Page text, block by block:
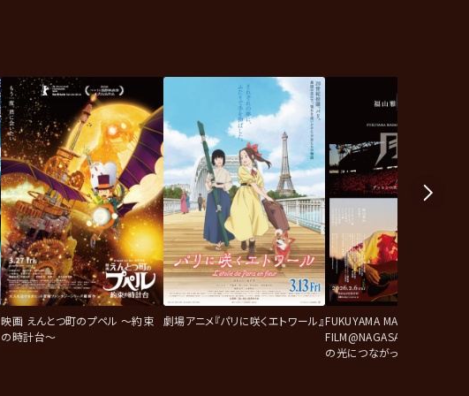
映画 えんとつ町のプペル ～約束
の時計台～
劇場アニメ『パリに咲くエトワール』FUKUYAMA MASAHARU LIVE
FILM@NAGASAKI 月光 ずっ
の光につながっていたんだ